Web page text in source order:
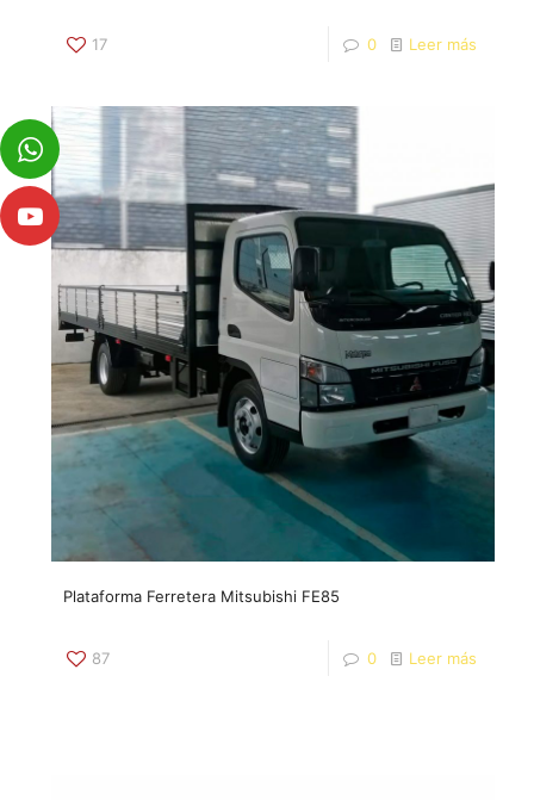
17 0 Leer más
Plataforma Ferretera Mitsubishi FE85
87 0 Leer más